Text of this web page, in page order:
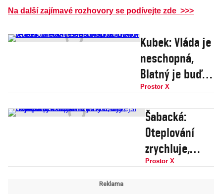
Na další zajímavé rozhovory se podívejte zde >>>
Kubek: Vláda je
neschopná,
Blatný je buď
diletant, nebo
lhář, počty lidí
v nemocnicích
jsou
polopodvod
Prostor X
Šabacká:
Oteplování
zrychluje,
Evropa
Prostor X